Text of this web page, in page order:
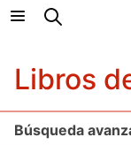
Libros
Búsqueda